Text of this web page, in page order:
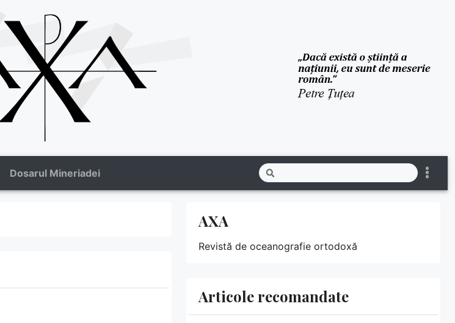
Dosarul Mineriadei
AXA
Revistă de oceanografie ortodoxă
Articole recomandate